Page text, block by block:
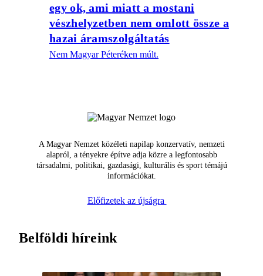
egy ok, ami miatt a mostani
vészhelyzetben nem omlott össze a
hazai áramszolgáltatás
Nem Magyar Péteréken múlt.
A Magyar Nemzet közéleti napilap konzervatív, nemzeti
alapról, a tényekre építve adja közre a legfontosabb
társadalmi, politikai, gazdasági, kulturális és sport témájú
információkat.
Előfizetek az újságra
Belföldi híreink